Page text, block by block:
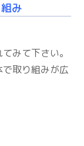
み
みて下さい。
取り組みが広